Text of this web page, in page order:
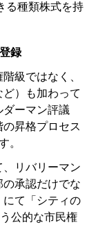
る種類株式を持
録
級ではなく、
）も加わって
ーマン評議
昇格プロセス
。
リバリーマン
の承認だけでな
にて「シティの
公的な市民権